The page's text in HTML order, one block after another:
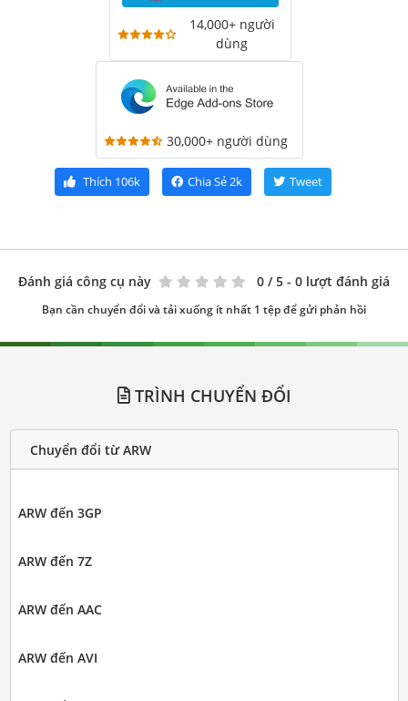
14,000+ người
dùng
30,000+ người dùng
Thích 106k Chia Sẻ2k Tweet
Đánh giá công cụ này 0 / 5 - 0 lượt đánh giá
Bạn cần chuyển đổi và tải xuống ít nhất 1 tệp để gửi phản hồi
TRÌNH CHUYỂN ĐỔI
Chuyển đổi từ ARW
ARW đến 3GP
ARW đến 7Z
ARW đến AAC
ARW đến AVI